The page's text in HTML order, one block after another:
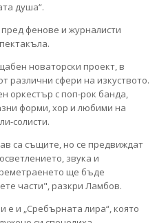
душа“.
фенове и журналисти
новаторски проект, в
различни сфери на изкуството.
оркестър с поп-рок банда,
форми, хор и любими на
солисти.
са същите, но се предвиждат
звука и
ще бъде
части", разкри Ламбов.
е и „Сребърната лира“, която